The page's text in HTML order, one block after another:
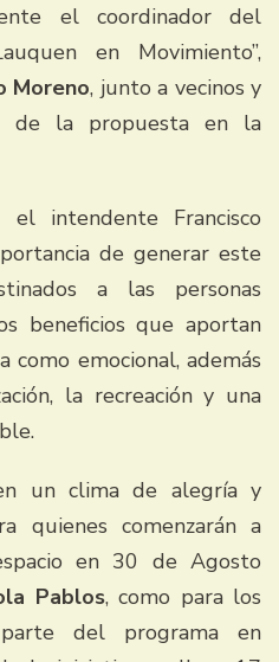
el coordinador del
en Movimiento”,
Moreno, junto a vecinos y
de la propuesta en la
intendente Francisco
de generar este
a las personas
beneficios que aportan
como emocional, además
la recreación y una
un clima de alegría y
quienes comenzarán a
en 30 de Agosto
Pablos, como para los
del programa en